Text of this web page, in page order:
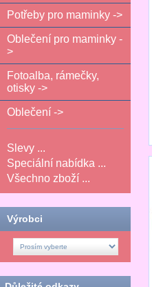
Potřeby pro maminky ->
Oblečení pro maminky -
>
Fotoalba, rámečky,
otisky ->
Oblečení ->
Slevy ...
Speciální nabídka ...
Všechno zboží ...
Výrobci